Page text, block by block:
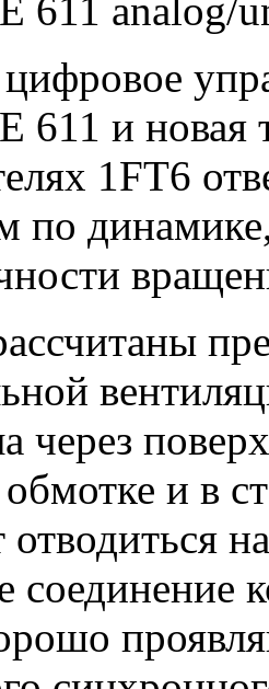
611 analog/
611 и новая
1FT6
по
через
и в
отводиться
соединение